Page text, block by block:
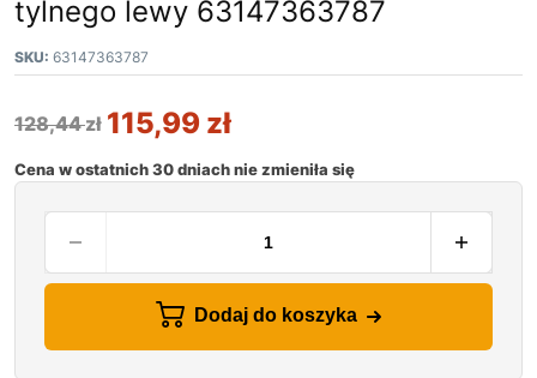
tylnego lewy 63147363787
SKU: 63147363787
128,44zł 115,99 zł
Cena w ostatnich 30 dniach nie zmieniła się
Dodaj do koszyka